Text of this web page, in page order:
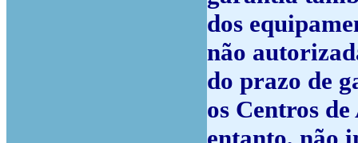
dos
não
do prazo de
os Centros